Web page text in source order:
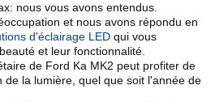
nous vous avons entendus.
et nous avons répondu en
d'éclairage LED qui vous
et leur fonctionnalité.
de Ford Ka MK2 peut profiter de
de la lumière , quel que soit l'année de